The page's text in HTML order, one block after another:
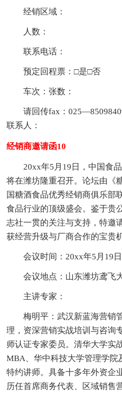
经销区域：
人数：
联系电话：
预定回程票：□是□否
车次：张数：
请回传fax：
联系人：
经销商邀请函10
20xx年5月19日，中国食
将在潍坊隆重召开。论坛由《
国糖酒食品优秀经销商俱乐部
食品行业的顶级盛会。鉴于贵
志社一贯的关注与支持，特邀
获经营升级与厂商合作的宝贵
会议时间：20xx年5月19
会议地点：山东潍坊鸢飞
主讲专家：
梅明平：武汉新蓝海营销
理，资深营销实战培训与咨询
师认证专家委员。清华大学实
MBA、华中科技大学管理学院
特约讲师。具备十多年外资企
历任首席商务代表、区域销售